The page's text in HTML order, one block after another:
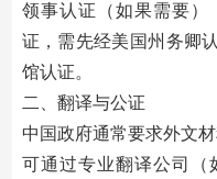
领事认证（如果需要）
证，需先经美国州务卿
馆认证。
二、翻译与公证
中国政府通常要求外文
可通过专业翻译公司（